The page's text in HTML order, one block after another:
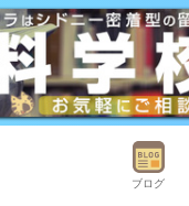
ブログ